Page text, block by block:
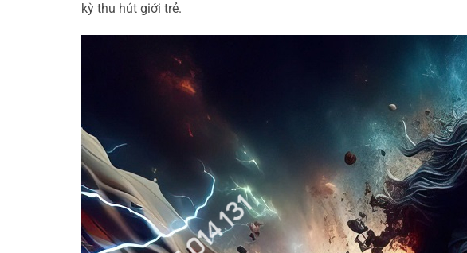
kỳ thu hút giới trẻ.